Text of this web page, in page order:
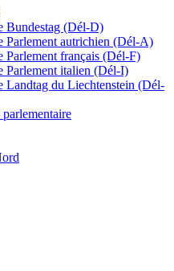
Bundestag (Dél-D)
Parlement autrichien (Dél-A)
Parlement français (Dél-F)
Parlement italien (Dél-I)
Landtag du Liechtenstein (Dél-